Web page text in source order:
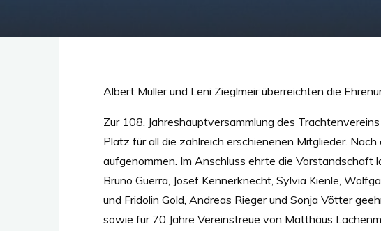
Albert Müller und Leni Zieglmeir überreichten die
Zur 108. Jahreshauptversammlung des
Platz für all die zahlreich erschienenen Mitglieder.
aufgenommen. Im Anschluss ehrte die Vorstandschaft
Bruno Guerra, Josef Kennerknecht, Sylvia Kienle,
und Fridolin Gold, Andreas Rieger und Sonja Vötter
sowie für 70 Jahre Vereinstreue von Matthäus